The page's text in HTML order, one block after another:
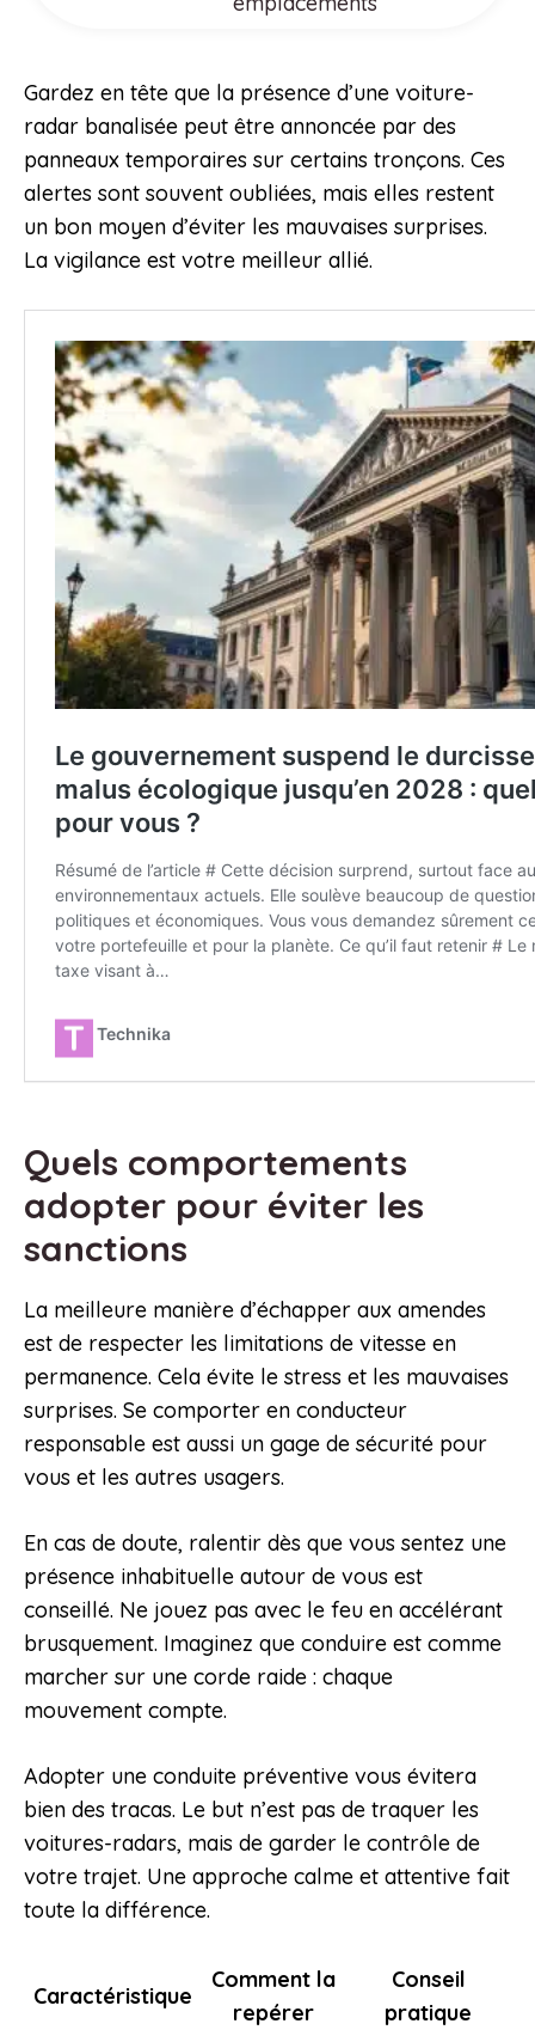
Gardez en tête que la présence d’une voiture-
radar banalisée peut être annoncée par des
panneaux temporaires sur certains tronçons. Ces
alertes sont souvent oubliées, mais elles restent
un bon moyen d’éviter les mauvaises surprises.
La vigilance est votre meilleur allié.
Quels comportements
adopter pour éviter les
sanctions
La meilleure manière d’échapper aux amendes
est de respecter les limitations de vitesse en
permanence. Cela évite le stress et les mauvaises
surprises. Se comporter en conducteur
responsable est aussi un gage de sécurité pour
vous et les autres usagers.
En cas de doute, ralentir dès que vous sentez une
présence inhabituelle autour de vous est
conseillé. Ne jouez pas avec le feu en accélérant
brusquement. Imaginez que conduire est comme
marcher sur une corde raide : chaque
mouvement compte.
Adopter une conduite préventive vous évitera
bien des tracas. Le but n’est pas de traquer les
voitures-radars, mais de garder le contrôle de
votre trajet. Une approche calme et attentive fait
toute la différence.
Caractéristique
Comment la
repérer
Conseil
pratique